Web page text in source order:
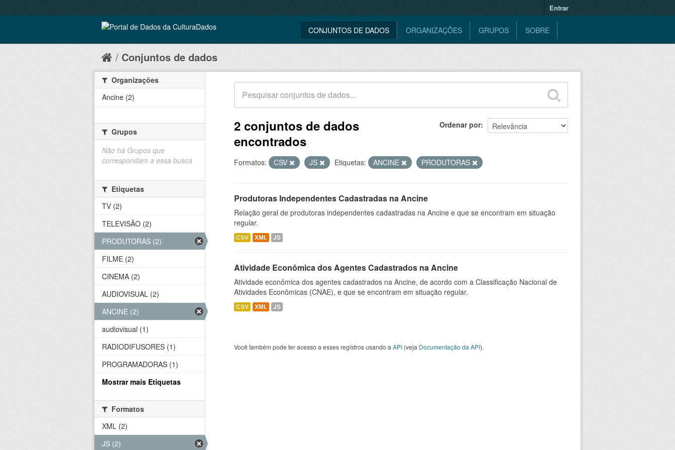
Entrar
CONJUNTOS DE DADOS ORGANIZAÇÕES GRUPOS SOBRE
Conjuntos de dados
Ordenar por
2 conjuntos de dados
encontrados
Formatos: CSV JS Etiquetas: ANCINE PRODUTORAS
Produtoras Independentes Cadastradas na Ancine
Relação geral de produtoras independentes cadastradas na Ancine e que se encontram em situação
regular.
CSV XML JS
Atividade Econômica dos Agentes Cadastrados na Ancine
Atividade econômica dos agentes cadastrados na Ancine, de acordo com a Classificação Nacional de
Atividades Econômicas (CNAE), e que se encontram em situação regular.
CSV XML JS
Você também pode ter acesso a esses registros usando a API (veja Documentação da API).
Organizações
Ancine (2)
Grupos
Não há Grupos que
correspondam a essa busca
Etiquetas
TV (2)
TELEVISÃO (2)
PRODUTORAS (2)
FILME (2)
CINEMA (2)
AUDIOVISUAL (2)
ANCINE (2)
audiovisual (1)
RADIODIFUSORES (1)
PROGRAMADORAS (1)
Mostrar mais Etiquetas
Formatos
XML (2)
JS (2)